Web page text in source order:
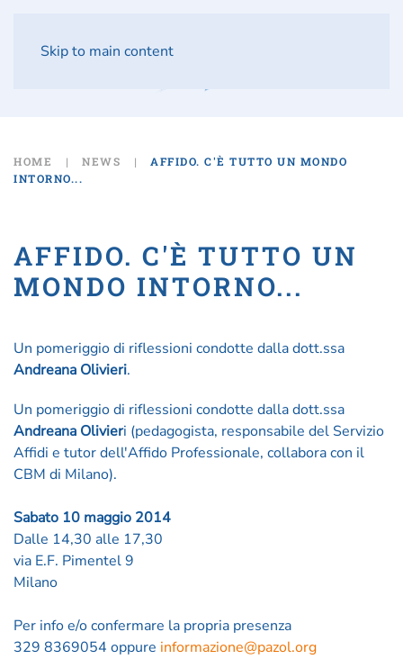
Skip to main content
HOME NEWS
AFFIDO. C'È TUTTO UN MONDO
INTORNO...
AFFIDO. C'È TUTTO UN
MONDO INTORNO...
Un pomeriggio di riflessioni condotte dalla dott.ssa
Andreana Olivieri.
Un pomeriggio di riflessioni condotte dalla dott.ssa
Andreana Olivieri (pedagogista, responsabile del Servizio
Affidi e tutor dell'Affido Professionale, collabora con il
CBM di Milano).
Sabato 10 maggio 2014
Dalle 14,30 alle 17,30
via E.F. Pimentel 9
Milano
Per info e/o confermare la propria presenza
329 8369054 oppure informazione@pazol.org